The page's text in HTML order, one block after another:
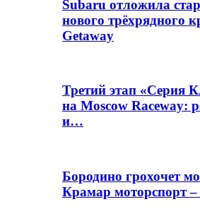
Subaru отложила
нового трёхрядного
Getaway
Третий этап «Серия
на Moscow Raceway:
и…
Бородино грохочет
Крамар моторспорт